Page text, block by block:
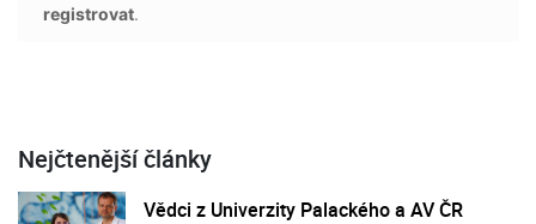
registrovat.
Nejčtenější články
Vědci z Univerzity Palackého a AV ČR